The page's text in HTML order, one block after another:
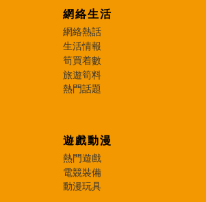
網絡生活
網絡熱話
生活情報
筍買着數
旅遊筍料
熱門話題
遊戲動漫
熱門遊戲
電競裝備
動漫玩具